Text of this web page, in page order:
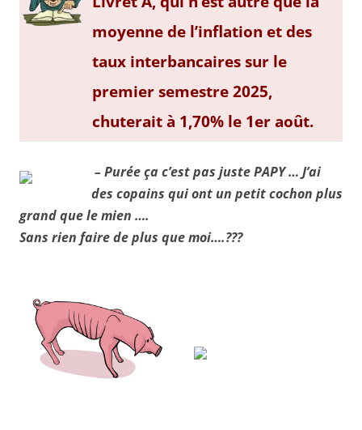
moyenne de l’inflation et des
taux interbancaires sur le
premier semestre 2025,
chuterait à 1,70% le 1er août.
– Purée ça c’est pas juste PAPY … J’ai
des copains qui ont un petit cochon plus
grand que le mien ….
Sans rien faire de plus que moi….???